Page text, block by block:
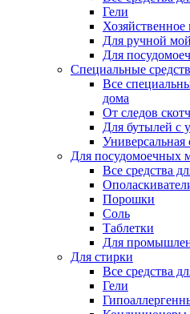
Гели
Для ручной
Для
Специальные
Все
дома
От следов
Для бутылей с
Универсальная
Для посудомоечных
Все средства
Порошки
Соль
Таблетки
Для
Для стирки
Все средства
Гели